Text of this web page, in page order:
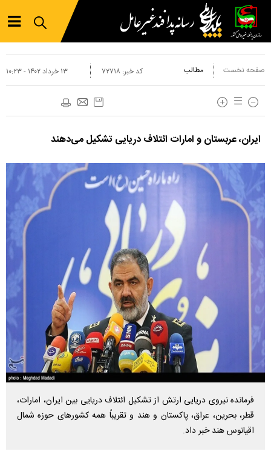
صفحه نخست مطالب ۱۳ خرداد ۱۴۰۲ - ۱۰:۲۳ کد خبر: ۷۲۷۱۸
ایران، عربستان و امارات ائتلاف دریایی تشکیل می‌دهند
فرمانده نیروی دریایی ارتش از تشکیل ائتلاف دریایی بین ایران، امارات،
قطر، بحرین، عراق، پاکستان و هند و تقریباً همه کشور‌های حوزه شمال
اقیانوس هند خبر داد.